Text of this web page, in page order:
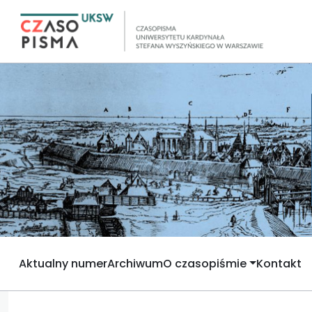
Aktualny numerArchiwumO czasopiśmie Kontakt